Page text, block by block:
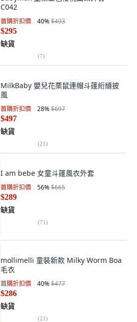
C042
首購折扣價 40%$493
$295
缺貨
(7)
MilkBaby 嬰兒花栗鼠連帽斗篷絎縫披
風
首購折扣價 28%$697
$497
缺貨
(21)
I am bebe 女童斗篷風衣外套
首購折扣價 56%$665
$289
缺貨
(71)
mollimelli 童裝新款 Milky Worm Boa
毛衣
首購折扣價 40%$477
$286
缺貨
(21)